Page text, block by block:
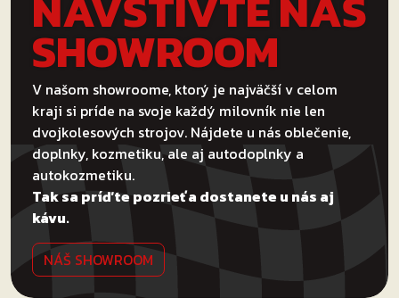
SHOWROOM
V našom showroome, ktorý je najväčší v celom
kraji si príde na svoje každý milovník nie len
dvojkolesových strojov. Nájdete u nás oblečenie,
doplnky, kozmetiku, ale aj autodoplnky a
autokozmetiku.
Tak sa príďte pozrieť a dostanete u nás aj
kávu.
NÁŠ SHOWROOM